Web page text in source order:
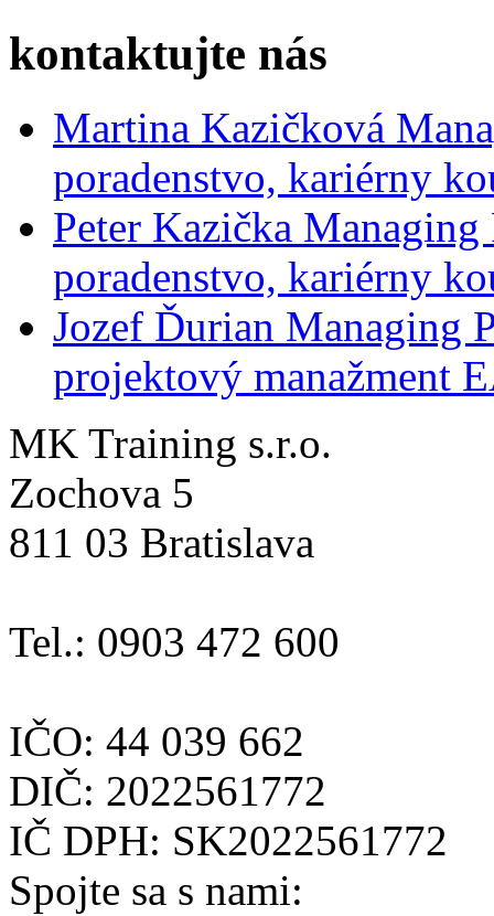
kontaktujte nás
Martina Kazičková
poradenstvo, kariérny
Peter Kazička
poradenstvo, kariérny
Jozef Ďurian Managing
projektový manažment
MK Training s.r.o.
Zochova 5
811 03 Bratislava
Tel.: 0903 472 600
IČO: 44 039 662
DIČ: 2022561772
IČ DPH: SK2022561772
Spojte sa s nami: